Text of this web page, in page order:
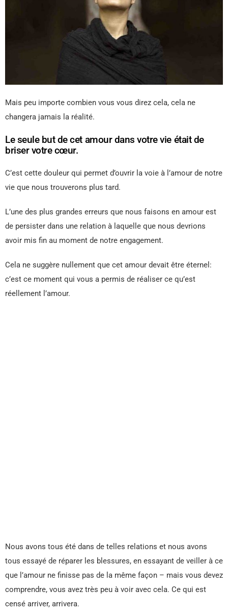
Mais peu importe combien vous vous direz cela, cela ne
changera jamais la réalité.
Le seule but de cet amour dans votre vie était de
briser votre cœur.
C’est cette douleur qui permet d’ouvrir la voie à l’amour de notre
vie que nous trouverons plus tard.
L’une des plus grandes erreurs que nous faisons en amour est
de persister dans une relation à laquelle que nous devrions
avoir mis fin au moment de notre engagement.
Cela ne suggère nullement que cet amour devait être éternel:
c’est ce moment qui vous a permis de réaliser ce qu’est
réellement l’amour.
Nous avons tous été dans de telles relations et nous avons
tous essayé de réparer les blessures, en essayant de veiller à ce
que l’amour ne finisse pas de la même façon – mais vous devez
comprendre, vous avez très peu à voir avec cela. Ce qui est
censé arriver, arrivera.